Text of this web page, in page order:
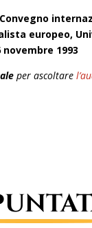
europeo,
1993
per ascoltare